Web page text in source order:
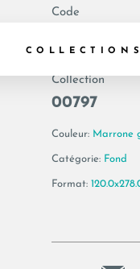
COLLECTIONS
Code
Collection
00797
Couleur: Marrone
Catégorie: Fond
Format: